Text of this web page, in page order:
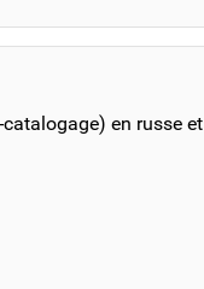
en russe et